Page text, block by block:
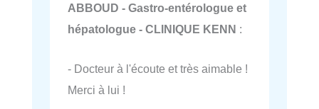
ABBOUD - Gastro-entérologue et
hépatologue - CLINIQUE KENN :
- Docteur à l'écoute et très aimable !
Merci à lui !